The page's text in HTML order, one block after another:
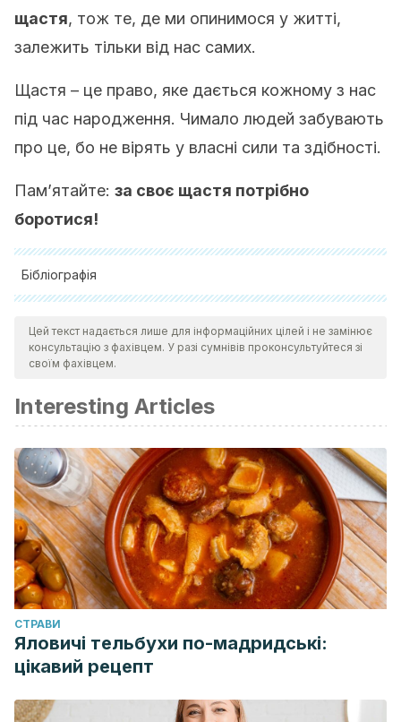
щастя, тож те, де ми опинимося у житті,
залежить тільки від нас самих.
Щастя – це право, яке дається кожному з нас
під час народження. Чимало людей забувають
про це, бо не вірять у власні сили та здібності.
Пам’ятайте: за своє щастя потрібно
боротися!
Бібліографія
introducción a la psicología positiva. Universidad Ricardo
Palma, Editorial Universitaria, 2009
236. Grupo Planeta (GBS), 2007
Editorial Kairós, 2012
Цей текст надається лише для інформаційних цілей і не замінює
консультацію з фахівцем. У разі сумнівів проконсультуйтеся зі
своїм фахівцем.
Interesting Articles
CТРАВИ
Яловичі тельбухи по-мадридські:
цікавий рецепт